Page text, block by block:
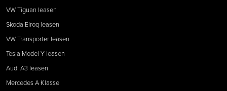
VW Tiguan leasen
Skoda Elroq leasen
VW Transporter leasen
Tesla Model Y leasen
Audi A3 leasen
Mercedes A Klasse